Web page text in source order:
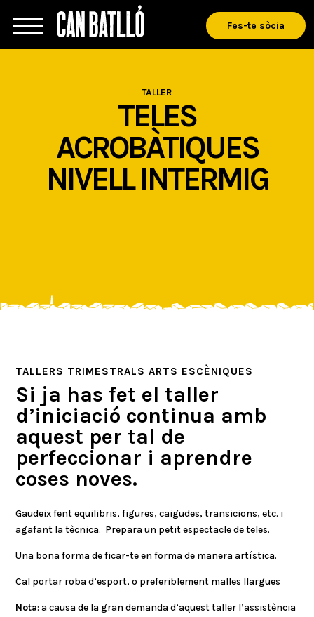
Fes-te sòcia
TALLER
TELES
ACROBÀTIQUES
NIVELL INTERMIG
TALLERS TRIMESTRALS ARTS ESCÈNIQUES
Si ja has fet el taller
d’iniciació continua amb
aquest per tal de
perfeccionar i aprendre
coses noves.
Gaudeix fent equilibris, figures, caigudes, transicions, etc. i
agafant la tècnica. Prepara un petit espectacle de teles.
Una bona forma de ficar-te en forma de manera artística.
Cal portar roba d’esport, o preferiblement malles llargues
Nota: a causa de la gran demanda d’aquest taller l’assistència